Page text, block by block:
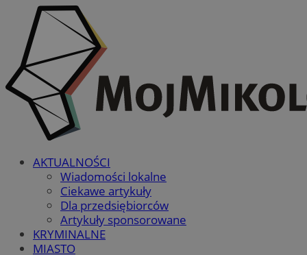
AKTUALNOŚCI
Wiadomości lokalne
Ciekawe artykuły
Dla przedsiębiorców
Artykuły sponsorowane
KRYMINALNE
MIASTO